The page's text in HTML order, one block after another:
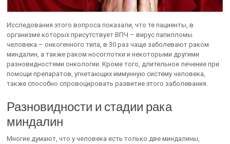
Исследования этого вопроса показали, что те пациенты, в
организме которых присутствует ВПЧ – вирус папилломы
человека – онкогенного типа, в 30 раз чаще заболевают раком
миндалин, а также раком носоглотки и некоторыми другими
разновидностями онкологии. Кроме того, длительное лечение при
помощи препаратов, угнетающих иммунную систему человека,
также способно спровоцировать развитие этого заболевания.
Разновидности и стадии рака
миндалин
Многие думают, что у человека есть только две миндалины,